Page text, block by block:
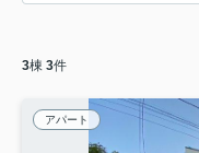
3棟 3件
アパート